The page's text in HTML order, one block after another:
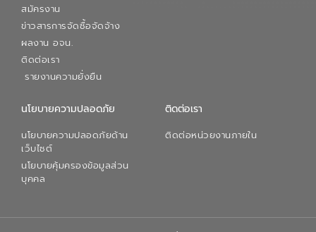
สมัครงาน
ข่าวสารการจัดซื้อจัดจ้าง
ผลงาน อจน.
ติดต่อเรา
รายงานความยั่งยืน
นโยบายความปลอดภัย
นโยบายความปลอดภัยด้าน
เว็บไซต์
นโยบายคุ้มครองข้อมูลส่วน
บุคคล
ติดต่อเรา
ติดต่อหน่วยงานภายใน